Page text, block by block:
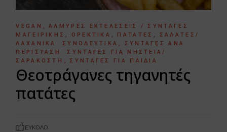
VEGAN
ΑΛΜΥΡΈΣ ΕΚΤΕΛΈΣΕΙΣ / ΣΥΝΤΑΓΈΣ
ΜΑΓΕΙΡΙΚΉΣ
ΟΡΕΚΤΙΚΆ ΠΑΤΆΤΕΣ
ΣΑΛΆΤΕΣ/
ΛΑΧΑΝΙΚΆ
ΣΥΝΟΔΕΥΤΙΚΆ
ΣΥΝΤΑΓΈΣ ΑΝΆ
ΠΕΡΊΣΤΑΣΗ
ΣΥΝΤΑΓΈΣ ΓΙΑ ΝΗΣΤΕΊΑ/
ΣΑΡΑΚΟΣΤΉ
ΣΥΝΤΑΓΈΣ ΓΙΑ ΠΑΙΔΙΆ
Θεοτράγανες τηγανητές
πατάτες
ΕΎΚΟΛΟ